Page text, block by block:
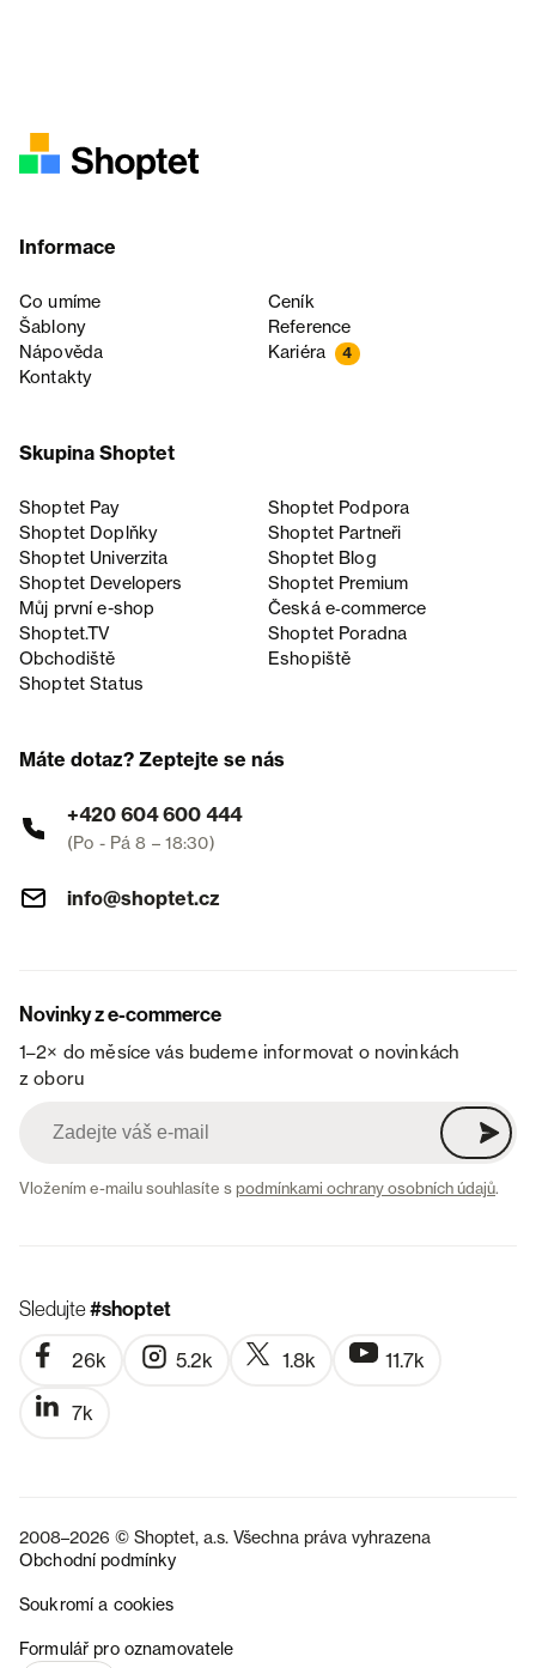
Informace
Co umíme
Ceník
Šablony
Reference
Nápověda
Kariéra 4
Kontakty
Skupina Shoptet
Shoptet Pay
Shoptet Podpora
Shoptet Doplňky
Shoptet Partneři
Shoptet Univerzita
Shoptet Blog
Shoptet Developers
Shoptet Premium
Můj první e-shop
Česká e‑commerce
Shoptet.TV
Shoptet Poradna
Obchodiště
Eshopiště
Shoptet Status
Máte dotaz? Zeptejte se nás
+420 604 600 444
(Po - Pá 8 – 18:30)
info@shoptet.cz
Novinky z e-commerce
1–2× do měsíce vás budeme informovat o novinkách
z oboru
Vložením e-mailu souhlasíte spodmínkami ochrany osobních údajů.
Sledujte#shoptet
26k 5.2k 1.8k 11.7k
7k
2008–2026 © Shoptet, a.s. Všechna práva vyhrazena
Obchodní podmínky
Soukromí a cookies
Formulář pro oznamovatele